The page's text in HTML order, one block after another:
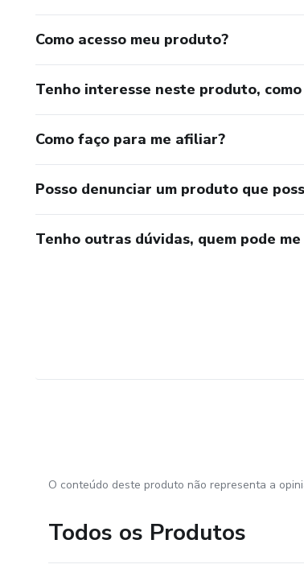
Como acesso meu produto?
Tenho interesse neste produto,
Como faço para me afiliar?
Posso denunciar um produto que
Tenho outras dúvidas, quem pode
O conteúdo deste produto não representa a
Todos os Produtos